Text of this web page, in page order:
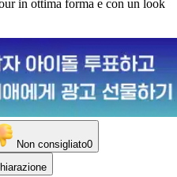
in ottima forma e con un look
Non consigliato0